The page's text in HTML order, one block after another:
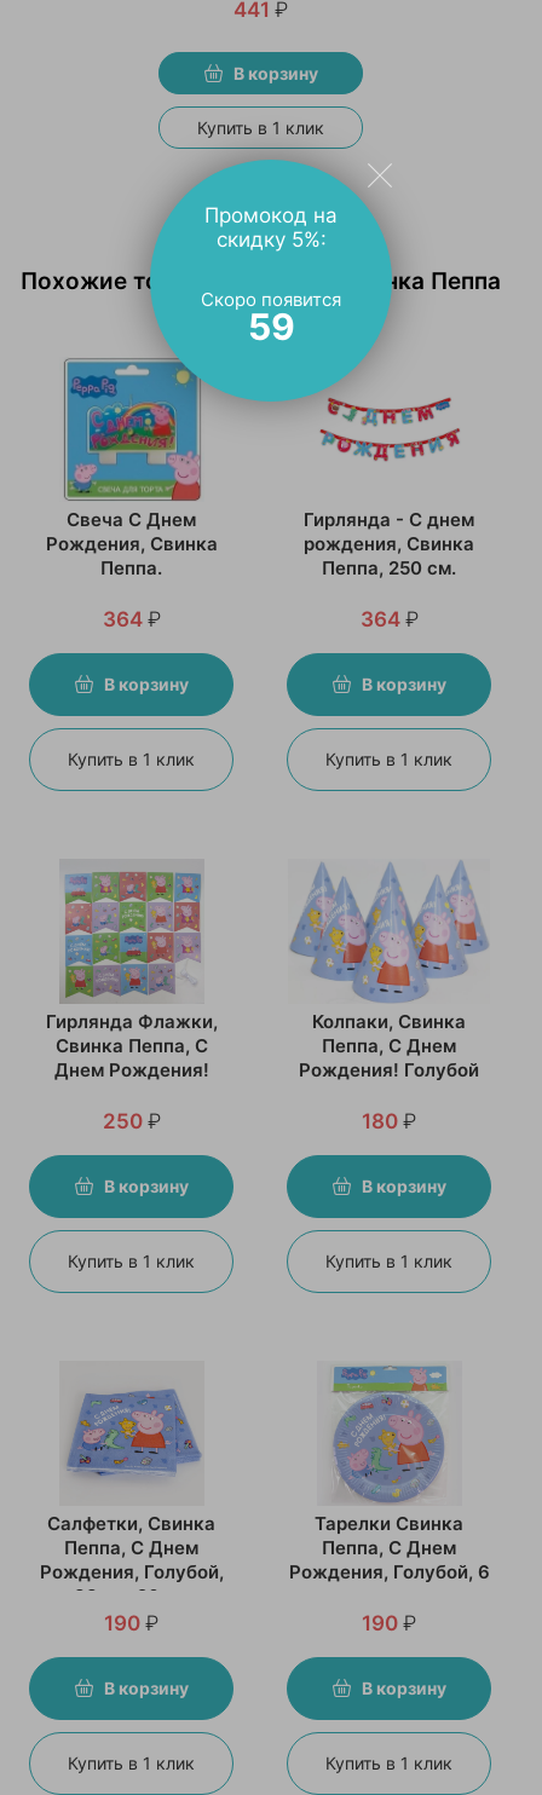
441 ₽
В корзину
Купить в 1 клик
Похожие товары тематики Свинка Пеппа
Свеча С Днем
Рождения, Свинка
Пеппа.
364 ₽
В корзину
Купить в 1 клик
Гирлянда - С днем
рождения, Свинка
Пеппа, 250 см.
364 ₽
В корзину
Купить в 1 клик
Гирлянда Флажки,
Свинка Пеппа, С
Днем Рождения!
250 ₽
В корзину
Купить в 1 клик
Колпаки, Свинка
Пеппа, С Днем
Рождения! Голубой
180 ₽
В корзину
Купить в 1 клик
Салфетки, Свинка
Пеппа, С Днем
Рождения, Голубой,
33 см, 20 шт
190 ₽
В корзину
Купить в 1 клик
Тарелки Свинка
Пеппа, С Днем
Рождения, Голубой, 6
190 ₽
В корзину
Купить в 1 клик
Промокод на
скидку 5%:
Скоро появится
58